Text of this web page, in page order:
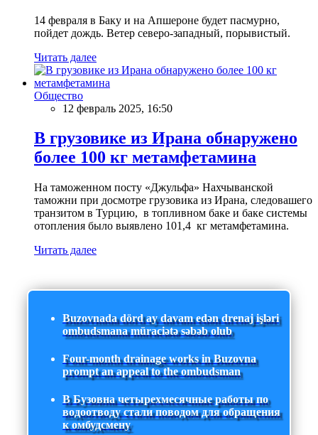
14 февраля в Баку и на Апшероне будет пасмурно,
пойдет дождь. Ветер северо-западный, порывистый.
Читать далее
Общество
12 февраль 2025, 16:50
В грузовике из Ирана обнаружено
более 100 кг метамфетамина
На таможенном посту «Джульфа» Нахчыванской
таможни при досмотре грузовика из Ирана, следовашего
транзитом в Турцию, в топливном баке и баке системы
отопления было выявлено 101,4 кг метамфетамина.
Читать далее
Buzovnada dörd ay davam edən drenaj işləri
ombudsmana müraciətə səbəb olub
Four-month drainage works in Buzovna
prompt an appeal to the ombudsman
В Бузовна четырехмесячные работы по
водоотводу стали поводом для обращения
к омбудсмену